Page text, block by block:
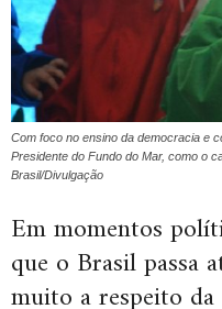
Com foco no ensino da democracia e
Presidente do Fundo do Mar, como o
Brasil/Divulgação
Em momentos
que o Brasil passa
muito a respeito